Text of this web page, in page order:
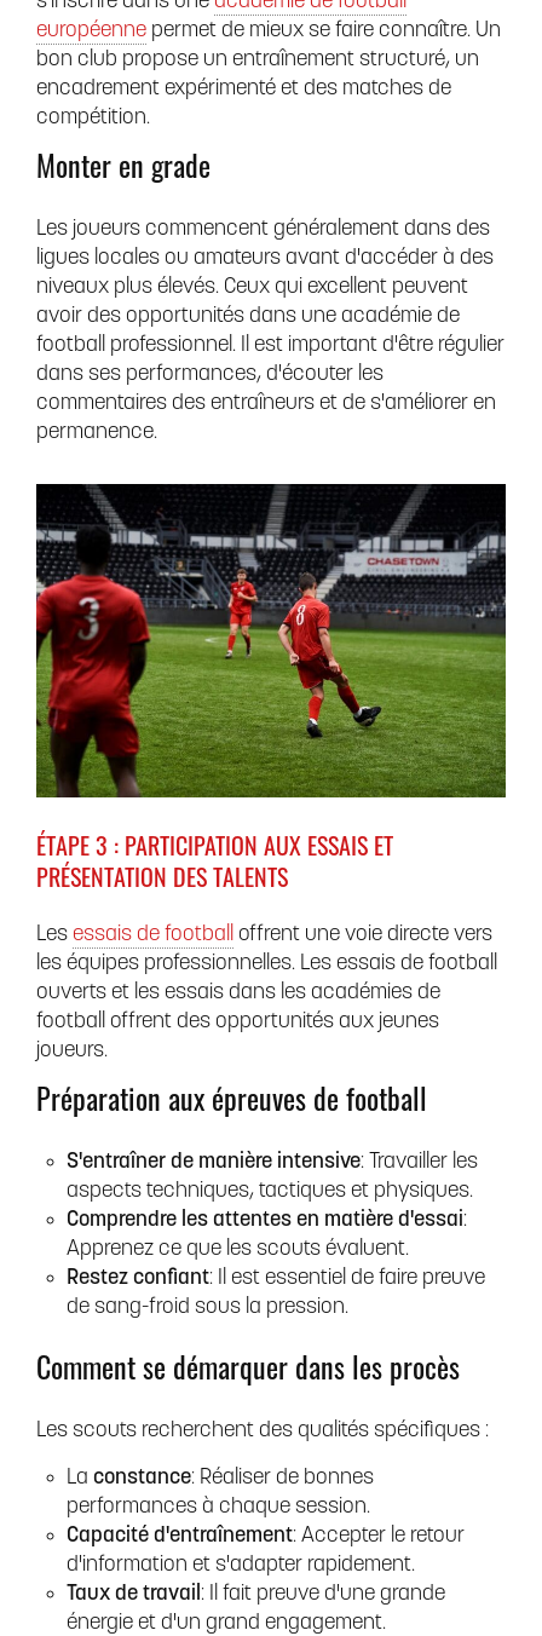
européenne permet de mieux se faire connaître. Un
bon club propose un entraînement structuré, un
encadrement expérimenté et des matches de
compétition.
Monter en grade
Les joueurs commencent généralement dans des
ligues locales ou amateurs avant d'accéder à des
niveaux plus élevés. Ceux qui excellent peuvent
avoir des opportunités dans une académie de
football professionnel. Il est important d'être régulier
dans ses performances, d'écouter les
commentaires des entraîneurs et de s'améliorer en
permanence.
ÉTAPE 3 : PARTICIPATION AUX ESSAIS ET
PRÉSENTATION DES TALENTS
Les essais de football
offrent une voie directe vers
les équipes professionnelles. Les essais de football
ouverts et les essais dans les académies de
football offrent des opportunités aux jeunes
joueurs.
Préparation aux épreuves de football
S'entraîner de manière intensive: Travailler les
aspects techniques, tactiques et physiques.
Comprendre les attentes en matière d'essai:
Apprenez ce que les scouts évaluent.
Restez confiant: Il est essentiel de faire preuve
de sang-froid sous la pression.
Comment se démarquer dans les procès
Les scouts recherchent des qualités spécifiques :
La constance: Réaliser de bonnes
performances à chaque session.
Capacité d'entraînement: Accepter le retour
d'information et s'adapter rapidement.
Taux de travail : Il fait preuve d'une grande
énergie et d'un grand engagement.